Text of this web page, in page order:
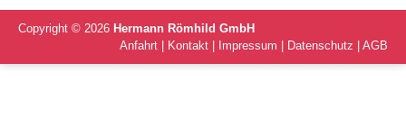
Copyright © 2026 Hermann Römhild GmbH
Anfahrt
Kontakt Impressum Datenschutz AGB